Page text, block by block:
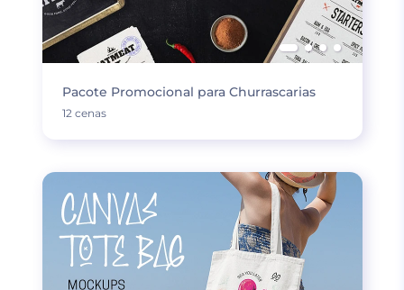
Pacote Promocional para Churrascarias
12 cenas